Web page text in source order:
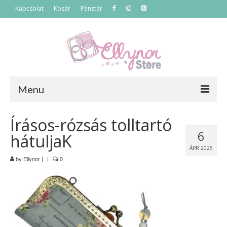
Kapcsolat Kosár Pénztár
Menu
Főoldal
Termékek
Szettek
Akciós termékek
Táskák
Neszeszerek
6
ÁPR 2025
Írásos-rózsás tolltartó
hátuljaK
by Ellynor | | 0